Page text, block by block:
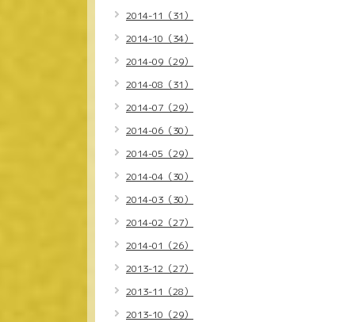
2014-11（31）
2014-10（34）
2014-09（29）
2014-08（31）
2014-07（29）
2014-06（30）
2014-05（29）
2014-04（30）
2014-03（30）
2014-02（27）
2014-01（26）
2013-12（27）
2013-11（28）
2013-10（29）